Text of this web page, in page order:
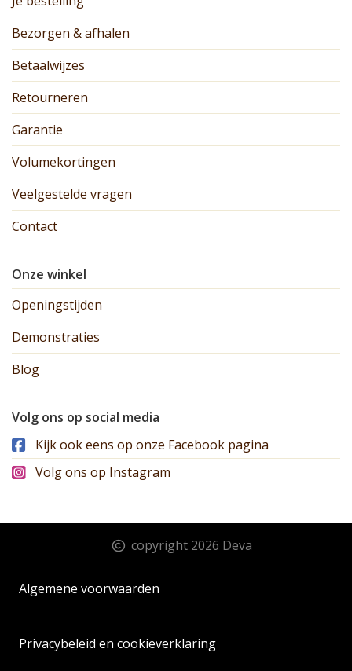
Bezorgen & afhalen
Betaalwijzes
Retourneren
Garantie
Volumekortingen
Veelgestelde vragen
Contact
Onze winkel
Openingstijden
Demonstraties
Blog
Volg ons op social media
Kijk ook eens op onze Facebook pagina
Volg ons op Instagram
copyright 2026 Deva
Algemene voorwaarden
Privacybeleid en cookieverklaring